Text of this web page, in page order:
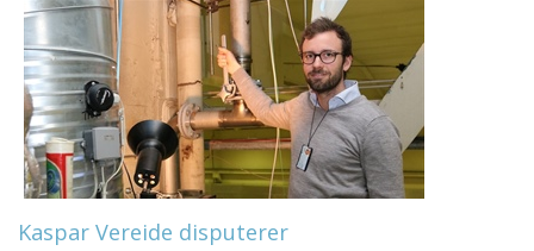
Kaspar Vereide disputerer